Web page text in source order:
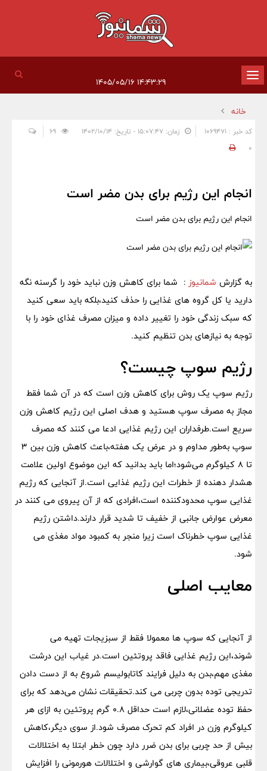
تغییر
وضعیت
ناوبری
خانه
کد خبر : 1069471 زمان: ۱۵:۰۷:۴۷ - تاریخ: ۱۴۰۲/۱۰/۱۴
0
انجام این رژیم برای بدن مضر است
انجام این رژیم برای بدن مضر است
به گزارش شمانیوز : شما برای کاهش وزن نباید خود را گرسنه نگه
دارید یا کل گروه های غذایی را حذف کنید،بلکه باید سعی کنید
که سبک زندگی خود را تغییر داده و میزان مصرف غذای خود را با
توجه به نیازهای بدن تنظیم کنید.
رژیم سوپ چیست؟
رژیم سوپ یک روش برای کاهش وزن است که در آن شما فقط
مجاز به مصرف سوپ هستید و هدف اصلی این رژیم کاهش وزن
سریع است.طرفداران این رژیم غذایی ادعا می کنند که مصرف
سوپ به‌طور مداوم و در عرض یک هفته،باعث کاهش وزن بین ۳
تا ۸ کیلوگرم می‌شود؛اما باید بدانید که این موضوع اولین علامت
هشدار دهنده از خطرات این رژیم غذایی است.از آنجایی که رژیم
غذایی سوپ محدودکننده است،افرادی که از آن پیروی می کنند در
معرض عوارض جانبی از خفیف تا شدید قرار دارند.داشتن رژیم
غذایی سوپ خطرناک است زیرا منجر به کمبود مواد مغذی می
شود.
معایب اصلی
از آنجایی که سوپ ها معمولا فقط از سبزیجات تهیه می
شوند،این رژیم غذایی فاقد پروتئین است.در غیاب این درشت
مغذی مهم،بدن به دلیل فرایند کاتابولیسم شروع به از دست دادن
تدریجی توده بدون چربی می کند.تحقیقات نشان می‌دهد که برای
حفظ توده عضلانی،لازم است حداقل ۰.۸ گرم پروتئین به ازای هر
کیلوگرم وزن در افراد کم تحرک مصرف شود.از سوی دیگر،کاهش
بیش از حد چربی برای بدن ضرر دارد چون خطر ابتلا به اختلالات
قلبی عروقی،بیماری های گوارشی و اختلالات هورمونی را افزایش